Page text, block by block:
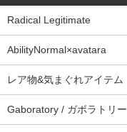
Radical Legitimate
AbilityNormal×avatara
レア物&気まぐれアイテム
Gaboratory / ガボラトリー